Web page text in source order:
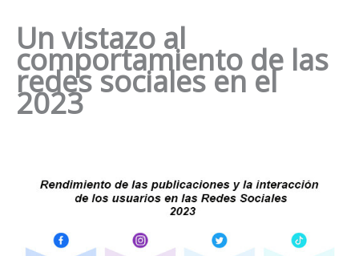
Un vistazo al
comportamiento de las
redes socialesen el
2023